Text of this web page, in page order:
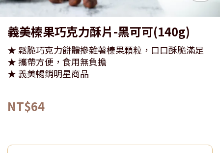
義美榛果巧克力酥片-黑可可(140g)
★ 鬆脆巧克力餅體摻雜著榛果顆粒，口口酥脆滿足
★ 攜帶方便，食用無負擔
★ 義美暢銷明星商品
NT$64